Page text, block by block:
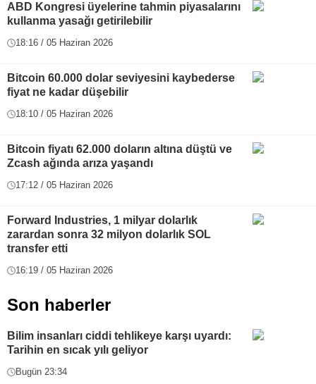
ABD Kongresi üyelerine tahmin piyasalarını
kullanma yasağı getirilebilir
18:16 / 05 Haziran 2026
Bitcoin 60.000 dolar seviyesini kaybederse
fiyat ne kadar düşebilir
18:10 / 05 Haziran 2026
Bitcoin fiyatı 62.000 doların altına düştü ve
Zcash ağında arıza yaşandı
17:12 / 05 Haziran 2026
Forward Industries, 1 milyar dolarlık
zarardan sonra 32 milyon dolarlık SOL
transfer etti
16:19 / 05 Haziran 2026
Son haberler
Bilim insanları ciddi tehlikeye karşı uyardı:
Tarihin en sıcak yılı geliyor
Bugün 23:34